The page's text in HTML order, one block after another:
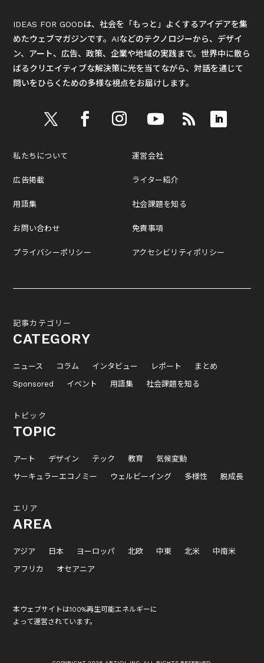
IDEAS FOR GOODは、社会を「もっと」よくするアイデアを集
めたウェブマガジンです。AIなどのテクノロジーから、デザイ
ン、アート、広告、政策、企業や地域の実践まで。世界中に散ら
ばるクリエイティブな解決策に光を当てながら、対話を通じて
問いをひらくための多様な視点をお届けします。
私たちについて
広告掲載
用語集
お問い合わせ
プライバシーポリシー
運営会社
ライター紹介
社会課題を知る
免責事項
アクセシビリティポリシー
記事カテゴリー
CATEGORY
ニュース コラム インタビュー レポート
まとめ
Sponsored
イベント 用語集 社会課題を知る
トピック
TOPIC
アート デザイン テック 教育
気候変動
サーキュラーエコノミー
ウェルビーイング 多様性 脱成長
エリア
AREA
アジア 日本 ヨーロッパ 北欧 中東 北米
中南米
アフリカ
オセアニア
本ウェブサイトは100%再生可能エネルギーに
よって運営されています。